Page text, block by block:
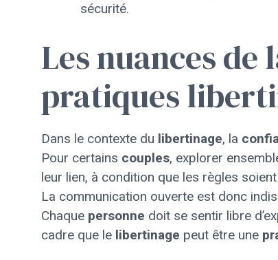
sécurité.
Les nuances de
pratiques
Dans le contexte du libertinage, la
Pour certains couples, explorer
leur lien, à condition que les règles
La communication ouverte est donc
Chaque personne doit se sentir libre
cadre que le libertinage peut être une